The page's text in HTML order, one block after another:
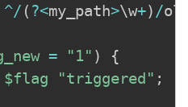
^/ ( ?<my_path>\w+) /
= "1" )
{
$flag "triggered" ;